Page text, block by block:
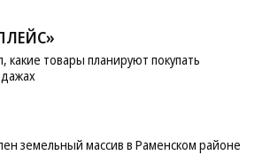
какие товары планируют покупать
земельный массив в Раменском районе